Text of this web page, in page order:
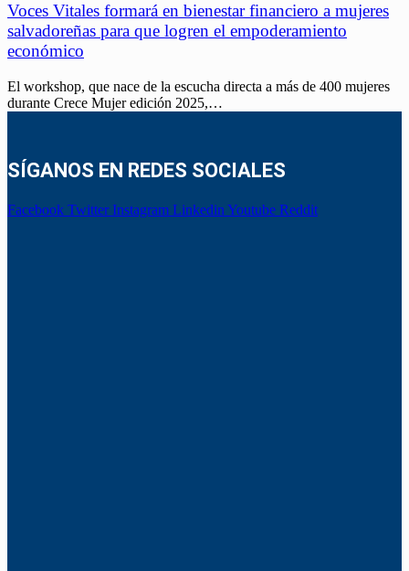
Voces Vitales formará en bienestar financiero a mujeres
salvadoreñas para que logren el empoderamiento
económico
El workshop, que nace de la escucha directa a más de 400 mujeres
durante Crece Mujer edición 2025,…
SÍGANOS EN REDES SOCIALES
Facebook Twitter Instagram Linkedin Youtube Reddit